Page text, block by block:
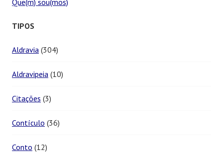
Que(m) sou(mos)
TIPOS
Aldravia (304)
Aldravipeia (10)
Citações (3)
Contículo (36)
Conto (12)